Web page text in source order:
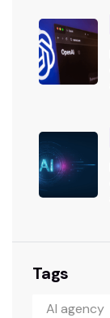
Tags
AI agency